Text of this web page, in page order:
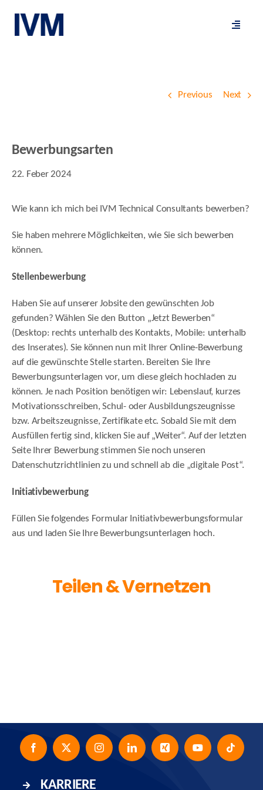
content
Toggle
Previous Next
Bewerbungsarten
22. Feber 2024
Wie kann ich mich bei IVM Technical Consultants bewerben?
Sie haben mehrere Möglichkeiten, wie Sie sich bewerben
können.
Stellenbewerbung
Haben Sie auf unserer Jobsite den gewünschten Job
gefunden? Wählen Sie den Button „Jetzt Bewerben“
(Desktop: rechts unterhalb des Kontakts, Mobile: unterhalb
des Inserates). Sie können nun mit Ihrer Online-Bewerbung
auf die gewünschte Stelle starten. Bereiten Sie Ihre
Bewerbungsunterlagen vor, um diese gleich hochladen zu
können. Je nach Position benötigen wir: Lebenslauf, kurzes
Motivationsschreiben, Schul- oder Ausbildungszeugnisse
bzw. Arbeitszeugnisse, Zertifikate etc. Sobald Sie mit dem
Ausfüllen fertig sind, klicken Sie auf „Weiter“. Auf der letzten
Seite Ihrer Bewerbung stimmen Sie noch unseren
Datenschutzrichtlinien zu und schnell ab die „digitale Post“.
Initiativbewerbung
Füllen Sie folgendes Formular Initiativbewerbungs­formular
aus und laden Sie Ihre Bewerbungsunterlagen hoch.
Teilen & Vernetzen
KARRIERE